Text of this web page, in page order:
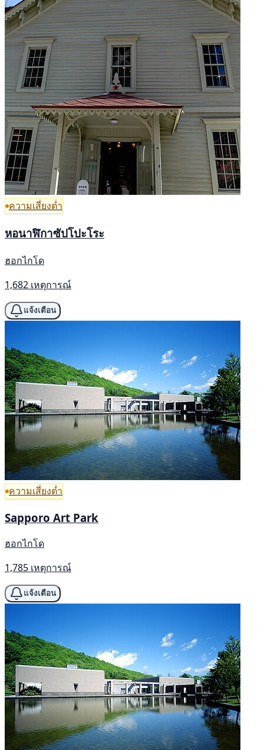
ความเสี่ยงต่ำ
หอนาฬิกาซัปโปะโระ
ฮอกไกโด
1,682 เหตุการณ์
แจ้งเตือน
ความเสี่ยงต่ำ
Sapporo Art Park
ฮอกไกโด
1,785 เหตุการณ์
แจ้งเตือน